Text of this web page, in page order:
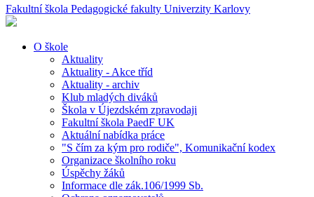
Fakultní škola Pedagogické fakulty Univerzity Karlovy
O škole
Aktuality
Aktuality - Akce tříd
Aktuality - archiv
Klub mladých diváků
Škola v Újezdském zpravodaji
Fakultní škola PaedF UK
Aktuální nabídka práce
"S čím za kým pro rodiče", Komunikační kodex
Organizace školního roku
Úspěchy žáků
Informace dle zák.106/1999 Sb.